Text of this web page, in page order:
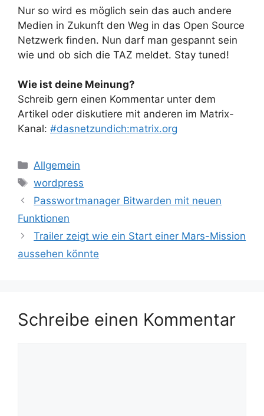
Nur so wird es möglich sein das auch andere
Medien in Zukunft den Weg in das Open Source
Netzwerk finden. Nun darf man gespannt sein
wie und ob sich die TAZ meldet. Stay tuned!
Wie ist deine Meinung?
Schreib gern einen Kommentar unter dem
Artikel oder diskutiere mit anderen im Matrix-
Kanal: #dasnetzundich:matrix.org
Kategorien
Allgemein
Schlagwörter
wordpress
Passwortmanager Bitwarden mit neuen
Funktionen
Trailer zeigt wie ein Start einer Mars-Mission
aussehen könnte
Schreibe einen Kommentar